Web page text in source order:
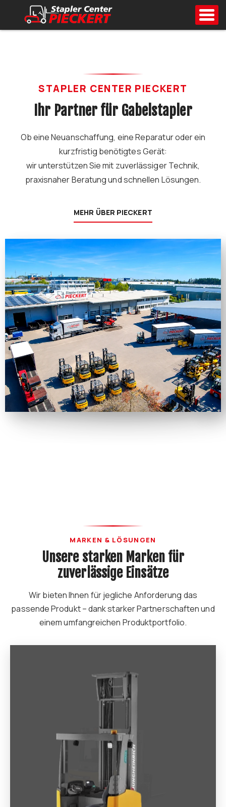
im Südwesten
STAPLER CENTER PIECKERT
Ihr Partner für Gabelstapler
Ob eine Neuanschaffung, eine Reparatur oder ein
kurzfristig benötigtes Gerät:
wir unterstützen Sie mit zuverlässiger Technik,
praxisnaher Beratung und schnellen Lösungen.
MEHR ÜBER PIECKERT
MARKEN & LÖSUNGEN
Unsere starken Marken für
zuverlässige Einsätze
Wir bieten Ihnen für jegliche Anforderung das
passende Produkt – dank starker Partnerschaften und
einem umfangreichen Produktportfolio.